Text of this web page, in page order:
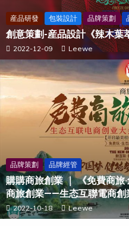
産品研發 包裝設計 品牌策劃
創意策劃-産品設計《辣木葉
2022-12-09 Leewe
品牌策劃 品牌經管
購購商旅創業 ｜ 《免費商旅
商旅創業——生态互聯電商創
2022-10-18 Leewe